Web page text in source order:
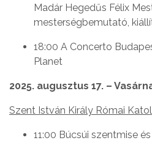
Madár Hegedűs Félix
mesterségbemutató,
18:00 A Concerto
Planet
2025. augusztus 17. –
Szent István Király Római
11:00 Búcsúi szentmise